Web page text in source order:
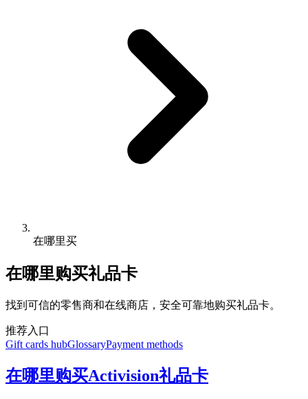
在哪里买
在哪里购买礼品卡
找到可信的零售商和在线商店，安全可靠地购买礼品卡。
推荐入口
Gift cards hubGlossaryPayment methods
在哪里购买Activision礼品卡